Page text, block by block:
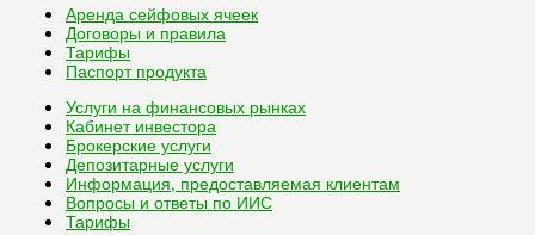
Аренда сейфовых ячеек
Договоры и правила
Тарифы
Паспорт продукта
Услуги на финансовых рынках
Кабинет инвестора
Брокерские услуги
Депозитарные услуги
Информация, предоставляемая клиентам
Вопросы и ответы по ИИС
Тарифы